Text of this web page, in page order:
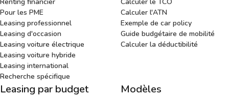
Renting financier
Pour les PME
Leasing professionnel
Leasing d'occasion
Leasing voiture électrique
Leasing voiture hybride
Leasing international
Recherche spécifique
Calculer le TCO
Calculer l'ATN
Exemple de car policy
Guide budgétaire de mobilité
Calculer la déductibilité
Leasing par budget Modèles